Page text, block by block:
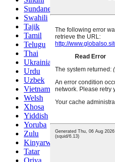
Sundanese
Swahili
Tajik
Tamil
Telugu
Thai
Ukrainian
Urdu
Uzbek
Vietnamese
Welsh
Xhosa
Yiddish
Yoruba
Zulu
Kinyarwanda
Tatar
Oriya